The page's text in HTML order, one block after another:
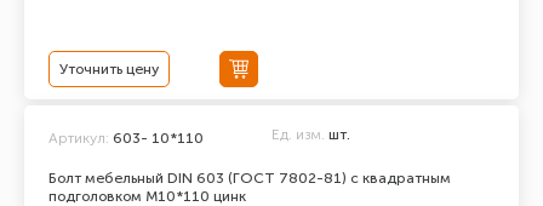
Уточнить цену
Болт мебельный DIN 603 (ГОСТ 7802-81) с квадратным
подголовком М10*110 цинк
Артикул: 603- 10*110 Ед. изм. шт.